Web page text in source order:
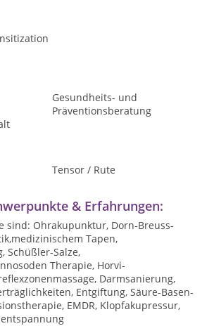
Gesundheits- und
Präventionsberatung
Tensor / Rute
& Erfahrungen:
sind: Ohrakupunktur, Dorn-Breuss-
Tapen,
Schüßler-Salze,
Therapie, Horvi-
Darmsanierung,
Entgiftung, Säure-Basen-
EMDR, Klopfakupressur,